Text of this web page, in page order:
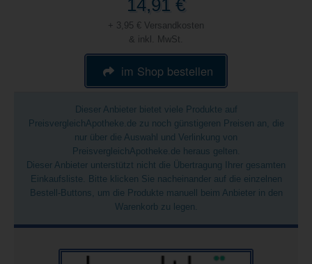
14,91 €
+ 3,95 € Versandkosten
& inkl. MwSt.
im Shop bestellen
Dieser Anbieter bietet viele Produkte auf
PreisvergleichApotheke.de zu noch günstigeren Preisen an, die
nur über die Auswahl und Verlinkung von
PreisvergleichApotheke.de heraus gelten.
Dieser Anbieter unterstützt nicht die Übertragung Ihrer gesamten
Einkaufsliste. Bitte klicken Sie nacheinander auf die einzelnen
Bestell-Buttons, um die Produkte manuell beim Anbieter in den
Warenkorb zu legen.